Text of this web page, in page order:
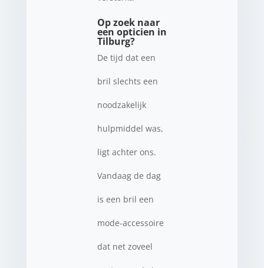
Op zoek naar
een opticien in
Tilburg?
De tijd dat een
bril slechts een
noodzakelijk
hulpmiddel was,
ligt achter ons.
Vandaag de dag
is een bril een
mode-accessoire
dat net zoveel